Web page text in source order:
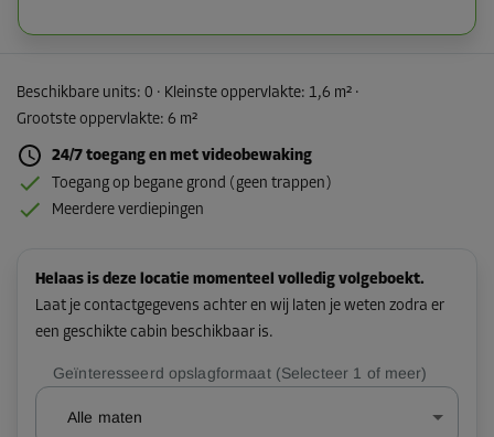
Beschikbare units: 0 · Kleinste oppervlakte: 1,6 m² ·
Grootste oppervlakte: 6 m²
24/7 toegang en met videobewaking
Toegang op begane grond (geen trappen)
Meerdere verdiepingen
Helaas is deze locatie momenteel volledig volgeboekt.
Laat je contactgegevens achter en wij laten je weten zodra er
een geschikte cabin beschikbaar is.
Geïnteresseerd opslagformaat (Selecteer 1 of meer)
Alle maten